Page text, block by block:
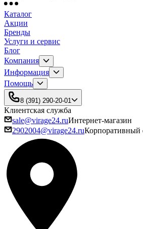
Каталог
Акции
Бренды
Услуги и сервис
Блог
Компания
Информация
Помощь
8 (391) 290-20-01
Клиентская служба
sale@virage24.ruИнтернет-магазин
2902004@virage24.ruКорпоративный